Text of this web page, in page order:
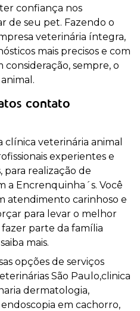
confiança nos
de seu pet. Fazendo o
veterinária íntegra,
mais precisos e com
sempre, o
contato
veterinária animal
experientes e
realização de
a Encrenquinha´s. Você
atendimento carinhoso e
para levar o melhor
parte da família
mais.
opções de serviços
São Paulo,clinica
dermatologia,
em cachorro,